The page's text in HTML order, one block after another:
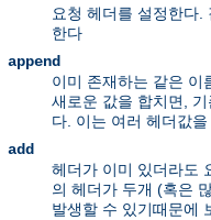
요청 헤더를 설정한다.
한다
append
이미 존재하는 같은 이
새로운 값을 합치면,
다. 이는 여러 헤더값
add
헤더가 이미 있더라도
의 헤더가 두개 (혹은
발생할 수 있기때문에